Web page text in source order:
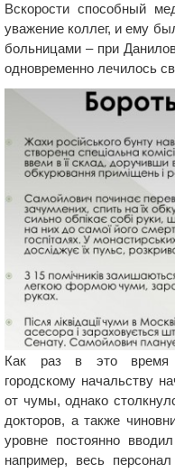
Вскорости способный
уважение коллег, и ему
больницами – при
одновременно лечилось
Как раз в это время
городскому начальству
от чумы, однако
докторов, а также
уровне постоянно
например, весь